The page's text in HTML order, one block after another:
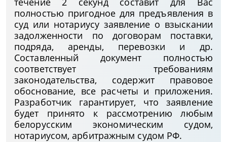
полностью пригодное для предъявления в
суд или нотариусу заявление о взыскании
задолженности по договорам поставки,
подряда, аренды, перевозки и др.
Составленный документ полностью
соответствует требованиям
законодательства, содержит правовое
обоснование, все расчеты и приложения.
Разработчик гарантирует, что заявление
будет принято к рассмотрению любым
белорусским экономическим судом,
нотариусом, арбитражным судом РФ.